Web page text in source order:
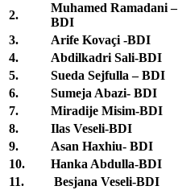
2.
Muhamed Ramadani –
BDI
3.
Arife Kovaçi -BDI
4.
Abdilkadri Sali-BDI
5.
Sueda Sejfulla – BDI
6.
Sumeja Abazi- BDI
7.
Miradije Misim-BDI
8.
Ilas Veseli-BDI
9.
Asan Haxhiu- BDI
10.
Hanka Abdulla-BDI
11.
Besjana Veseli-BDI